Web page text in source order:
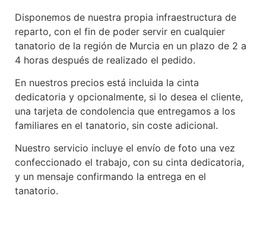
Disponemos de nuestra propia infraestructura de
reparto, con el fin de poder servir en cualquier
tanatorio de la región de Murcia en un plazo de 2 a
4 horas después de realizado el pedido.
En nuestros precios está incluida la cinta
dedicatoria y opcionalmente, si lo desea el cliente,
una tarjeta de condolencia que entregamos a los
familiares en el tanatorio, sin coste adicional.
Nuestro servicio incluye el envío de foto una vez
confeccionado el trabajo, con su cinta dedicatoria,
y un mensaje confirmando la entrega en el
tanatorio.